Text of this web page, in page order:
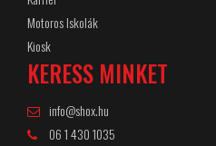
Motoros Iskolák
Kiosk
KERESS MINKET
info@shox.hu
06 1 430 1035